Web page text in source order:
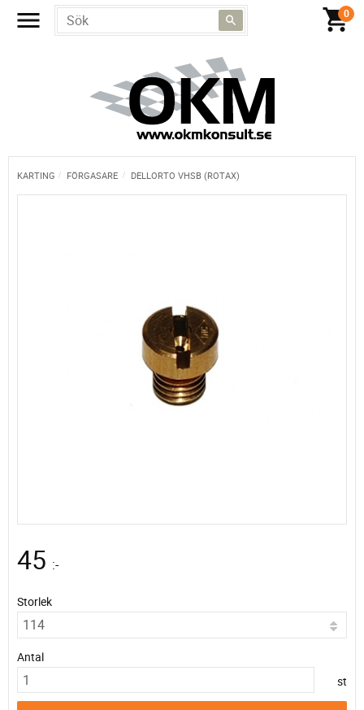
KARTING FÖRGASARE DELLORTO VHSB (ROTAX)
45 :-
Storlek
Antal
st